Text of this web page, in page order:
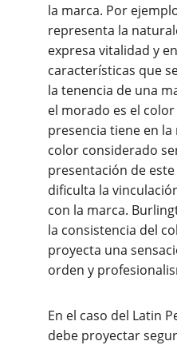
la marca. Por
representa la
expresa vitalidad y
características que
la tenencia de una
el morado es el
presencia tiene en la
color considerado
presentación de
dificulta la
con la marca.
la consistencia del
proyecta una
orden y
En el caso del Latin
debe proyectar